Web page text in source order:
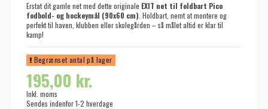
Erstat dit gamle net med dette originale EXIT net til foldbart Pico
fodbold- og hockeymål (90x60 cm) . Holdbart, nemt at montere og
perfekt til haven, klubben eller skolegården – så målet altid er klar til
kamp!
Begrænset antal på lager
195,00 kr.
Inkl. moms
Sendes indenfor 1-2 hverdage